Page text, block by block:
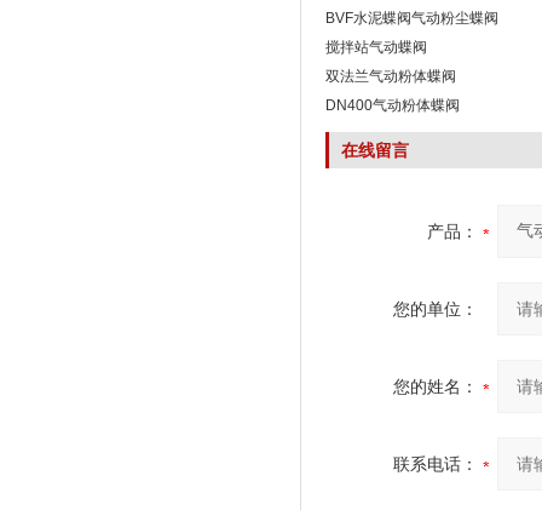
BVF水泥蝶阀气动粉尘蝶阀
搅拌站气动蝶阀
双法兰气动粉体蝶阀
DN400气动粉体蝶阀
在线留言
产品：
您的单位：
您的姓名：
联系电话：